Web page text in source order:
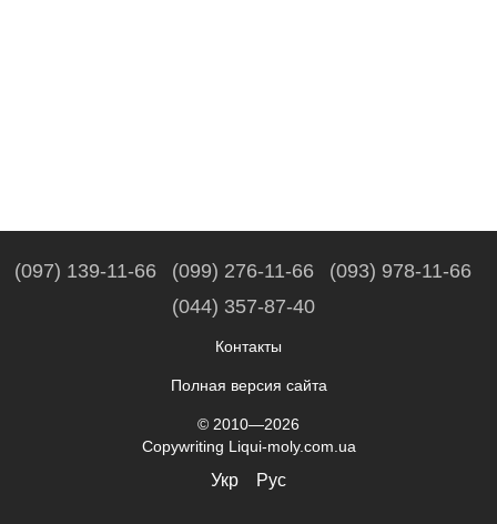
(097) 139-11-66 (099) 276-11-66
(093) 978-11-66
(044) 357-87-40
Контакты
Полная версия сайта
© 2010—2026
Copywriting Liqui-moly.com.ua
Укр Рус